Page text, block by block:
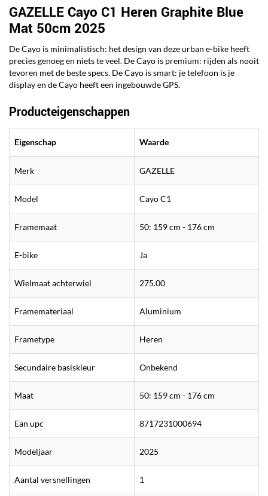
GAZELLE Cayo C1 Heren Graphite Blue
Mat 50cm 2025
De Cayo is minimalistisch: het design van deze urban e-bike heeft
precies genoeg en niets te veel. De Cayo is premium: rijden als nooit
tevoren met de beste specs. De Cayo is smart: je telefoon is je
display en de Cayo heeft een ingebouwde GPS.
Producteigenschappen
Eigenschap Waarde
Merk GAZELLE
Model Cayo C1
Framemaat 50: 159 cm - 176 cm
E-bike Ja
Wielmaat achterwiel 275.00
Framemateriaal Aluminium
Frametype Heren
Secundaire basiskleur Onbekend
Maat 50: 159 cm - 176 cm
Ean upc 8717231000694
Modeljaar 2025
Aantal versnellingen 1